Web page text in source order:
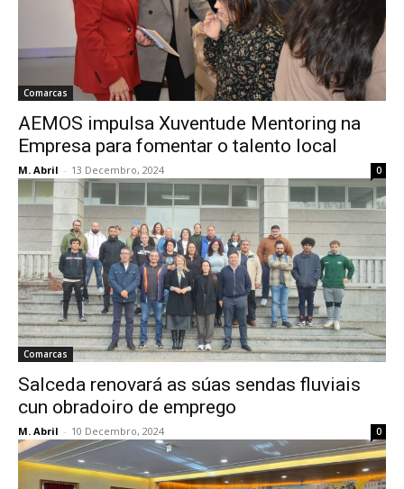
Comarcas
AEMOS impulsa Xuventude Mentoring na
Empresa para fomentar o talento local
M. Abril - 13 Decembro, 2024 0
Comarcas
Salceda renovará as súas sendas fluviais
cun obradoiro de emprego
M. Abril - 10 Decembro, 2024 0